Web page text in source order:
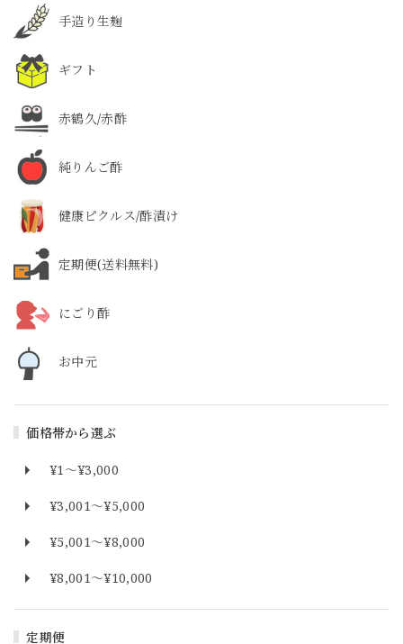
手造り生麹
ギフト
赤鶴久/赤酢
純りんご酢
健康ピクルス/酢漬け
定期便(送料無料)
にごり酢
お中元
価格帯から選ぶ
¥1〜¥3,000
¥3,001〜¥5,000
¥5,001〜¥8,000
¥8,001〜¥10,000
定期便